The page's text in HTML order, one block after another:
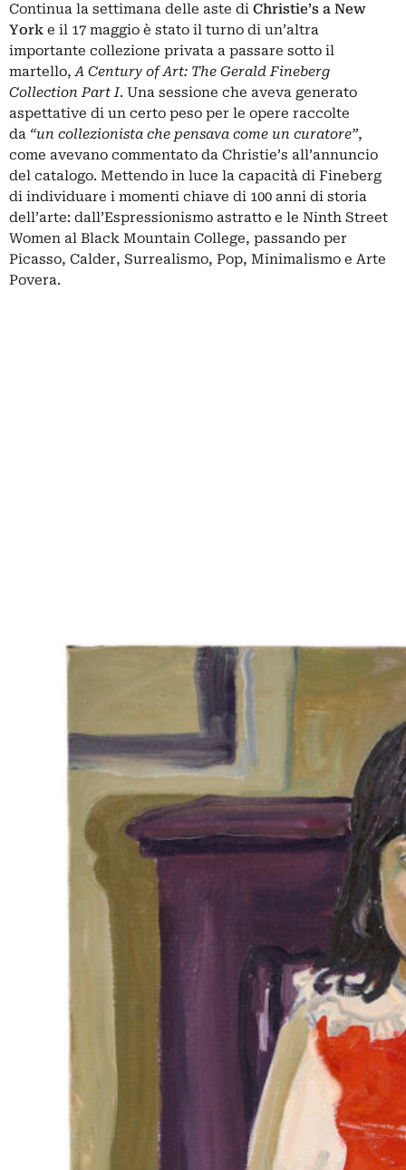
Continua la settimana delle aste di Christie’s a New
York e il 17 maggio è stato il turno di un’altra
importante collezione privata a passare sotto il
martello,A Century of Art: The Gerald Fineberg
Collection Part I. Una sessione che aveva generato
aspettative di un certo peso per le opere raccolte
da “un collezionista che pensava come un curatore”,
come avevano commentato da Christie’s all’annuncio
del catalogo. Mettendo in luce la capacità di Fineberg
di individuare i momenti chiave di 100 anni di storia
dell’arte: dall’Espressionismo astratto e le Ninth Street
Women al Black Mountain College, passando per
Picasso, Calder, Surrealismo, Pop, Minimalismo e Arte
Povera.